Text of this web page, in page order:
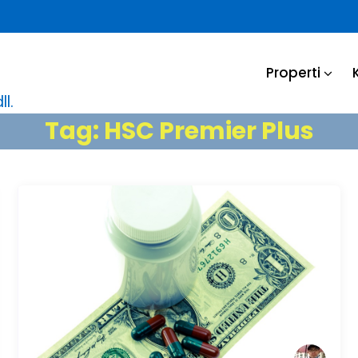
Properti
Tag: HSC Premier Plus